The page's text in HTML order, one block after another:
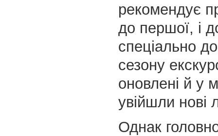
рекомендує
до першої, і
спеціально
сезону
оновлені й у
увійшли нові
Однак